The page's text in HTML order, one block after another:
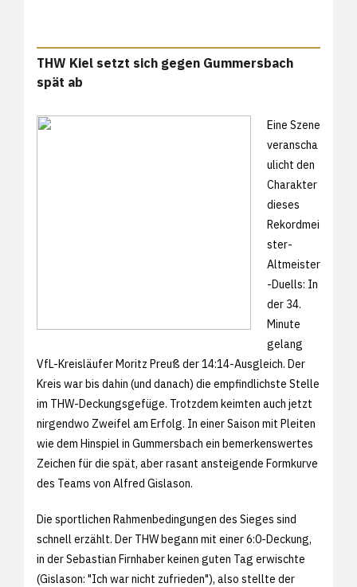
THW Kiel setzt sich gegen Gummersbach
spät ab
Eine Szene
veranscha
ulicht den
Charakter
dieses
Rekordmei
ster-
Altmeister
-Duells: In
der 34.
Minute
gelang
VfL-Kreisläufer Moritz Preuß der 14:14-Ausgleich. Der
Kreis war bis dahin (und danach) die empfindlichste Stelle
im THW-Deckungsgefüge. Trotzdem keimten auch jetzt
nirgendwo Zweifel am Erfolg. In einer Saison mit Pleiten
wie dem Hinspiel in Gummersbach ein bemerkenswertes
Zeichen für die spät, aber rasant ansteigende Formkurve
des Teams von Alfred Gislason.
Die sportlichen Rahmenbedingungen des Sieges sind
schnell erzählt. Der THW begann mit einer 6:0-Deckung,
in der Sebastian Firnhaber keinen guten Tag erwischte
(Gislason: "Ich war nicht zufrieden"), also stellte der